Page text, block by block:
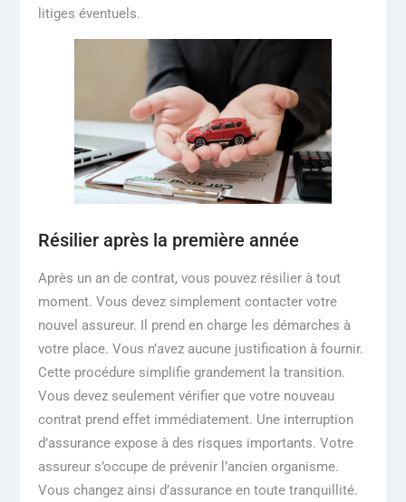
litiges éventuels.
Résilier après la première année
Après un an de contrat, vous pouvez résilier à tout
moment. Vous devez simplement contacter votre
nouvel assureur. Il prend en charge les démarches à
votre place. Vous n’avez aucune justification à fournir.
Cette procédure simplifie grandement la transition.
Vous devez seulement vérifier que votre nouveau
contrat prend effet immédiatement. Une interruption
d’assurance expose à des risques importants. Votre
assureur s’occupe de prévenir l’ancien organisme.
Vous changez ainsi d’assurance en toute tranquillité.